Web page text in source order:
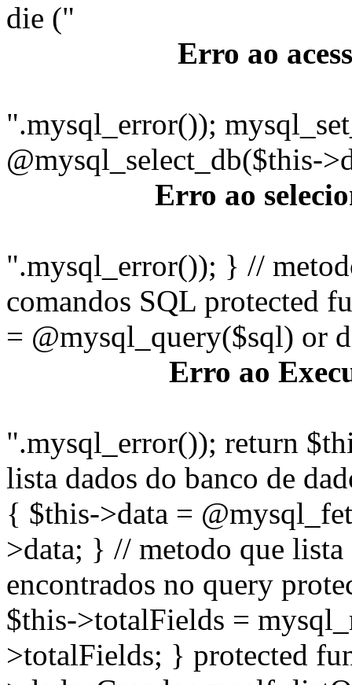
die ("
Erro ao
".mysql_error());
@mysql_select_db($this-
Erro ao
".mysql_error()); } //
comandos SQL protected
= @mysql_query($sql) or
Erro ao
".mysql_error()); return
lista dados do banco de
{ $this->data =
>data; } // metodo que lista
encontrados no query
$this->totalFields =
>totalFields; } protected